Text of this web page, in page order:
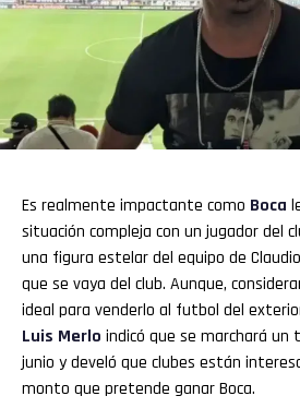
Es realmente impactante como Boca
situación compleja con un jugador del
una figura estelar del equipo de
que se vaya del club. Aunque,
ideal para venderlo al futbol del
Luis Merlo indicó que se marchará un
junio y develó que clubes están
monto que pretende ganar Boca.